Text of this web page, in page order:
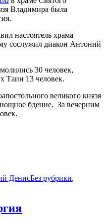
Владимира была
настоятель храма
сослужил диакон Антоний
30 человек,
Таин 13 человек.
великого князя
бдение. За вечерним
ДенисРубрики
Без рубрики,